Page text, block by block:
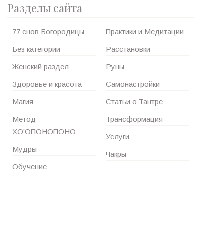
Разделы сайта
77 снов Богородицы
Без категории
Женский раздел
Здоровье и красота
Магия
Метод
ХО’ОПОНОПОНО
Мудры
Обучение
Практики и Медитации
Расстановки
Руны
Самонастройки
Статьи о Тантре
Трансформация
Услуги
Чакры